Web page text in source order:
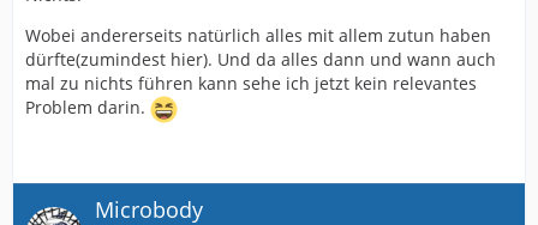
Wobei andererseits natürlich alles mit allem zutun haben
dürfte(zumindest hier). Und da alles dann und wann auch
mal zu nichts führen kann sehe ich jetzt kein relevantes
Problem darin.
Microbody